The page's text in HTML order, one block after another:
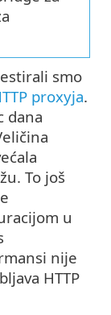
smo
proxyja.
dana
To još
u
nije
HTTP